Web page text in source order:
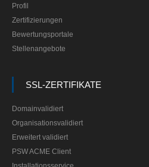
Profil
Zertifizierungen
Bewertungsportale
Stellenangebote
SSL-ZERTIFIKATE
Domainvalidiert
Organisationsvalidiert
Erweitert validiert
PSW ACME Client